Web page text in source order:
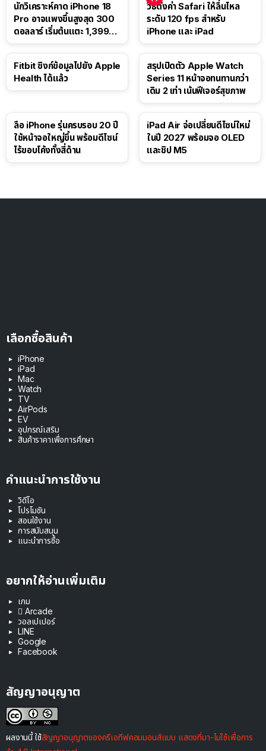
นักวิเคราะห์คาด iPhone 18
Pro อาจแพงขึ้นสูงสุด 300
ดอลลาร์ เริ่มต้นแตะ 1,399
วิธีตั้งค่า Safari ให้ลื่นไหล
ระดับ 120 fps สำหรับ
iPhone และ iPad
Fitbit ซิงก์ข้อมูลไปยัง Apple
Health ได้แล้ว
สรุปเปิดตัว Apple Watch
Series 11 หน้าจอทนทานกว่า
เดิม 2 เท่า เน้นฟีเจอร์สุขภาพ
ลือ iPhone รุ่นครบรอบ 20 ปี
ใช้หน้าจอใหญ่ขึ้น พร้อมดีไซน์
ไร้ขอบโค้งทั้งสี่ด้าน
iPad Air จ่อเปลี่ยนดีไซน์ใหม่
ในปี 2027 พร้อมจอ OLED
และชิป M5
เลือกซื้อสินค้า
iPhone
iPad
Mac
Watch
TV
AirPods
EV
อุปกรณ์เสริม
สินค้าราคาเพื่อการศึกษา
คำแนะนำการใช้งาน
วิดีโอ
โปรโมชัน
สอนใช้งาน
การสนับสนุน
แนะนำการซื้อ
อยากให้อ่านเพิ่มเติม
เกม
 Arcade
วอลเปเปอร์
LINE
Google
Facebook
สัญญาอนุญาต
ผลงานนี้ ใช้สัญญาอนุญาตของครีเอทีฟคอมมอนส์แบบ แสดงที่มา-ไม่ใช้เพื่อการ